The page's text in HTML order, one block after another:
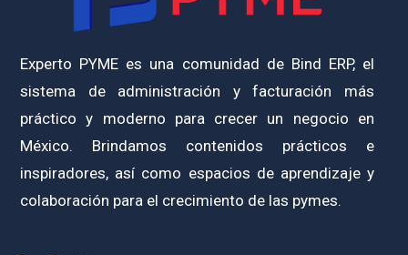
Experto PYME es una comunidad de Bind ERP, el
sistema de administración y facturación más
práctico y moderno para crecer un negocio en
México. Brindamos contenidos prácticos e
inspiradores, así como espacios de aprendizaje y
colaboración para el crecimiento de las pymes.